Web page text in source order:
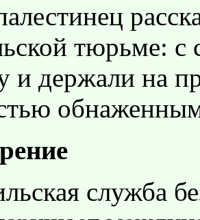
тюрьме: с
и держали на
служба